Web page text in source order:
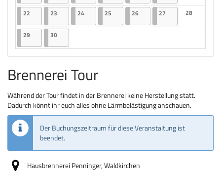
Keine
22 22.06.2026
2 Veranstaltungen
23 23.06.2026
2 Veranstaltungen
2424.06.2026
2 Veranstaltungen
25 25.06.2026
2 Veranstaltungen
2626.06.2026
2 Veranstaltungen
27 27.06.2026
2 Veranstaltungen
28
Keine
2929.06.2026
2 Veranstaltungen
3030.06.2026
2 Veranstaltungen
Brennerei Tour
Während der Tour findet in der Brennerei keine Herstellung statt.
Dadurch könnt ihr euch alles ohne Lärmbelästigung anschauen.
Der Buchungszeitraum für diese Veranstaltung ist
beendet.
Hausbrennerei Penninger, Waldkirchen